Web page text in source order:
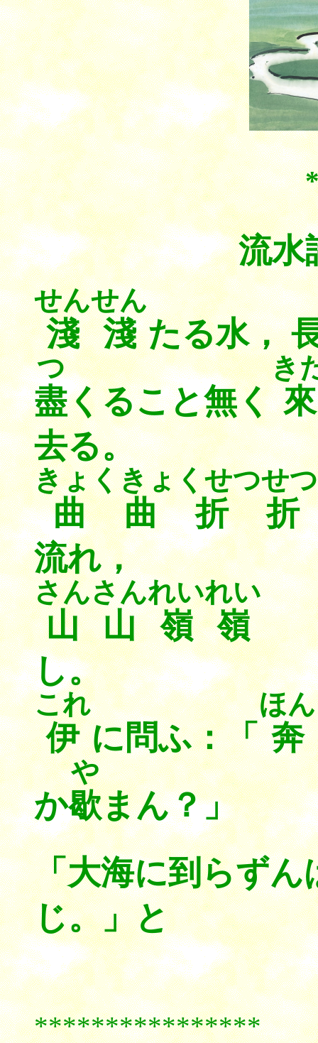
淺淺
せんせん
たる水，
盡
つ
くること無く 來
き
去る。
曲曲折折
きょくきょくせつせつ
流れ，
山山嶺嶺
さんさんれいれい
し。
伊
これ
に問ふ：「
ほ
か歇
や
まん？」
「大海に到ら
じ。」と
****************